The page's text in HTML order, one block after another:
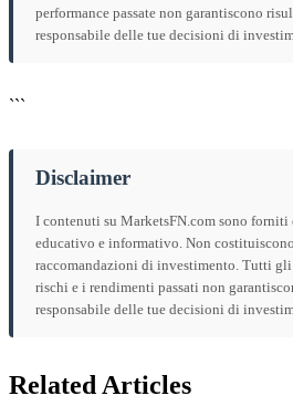
performance passate non garantiscono
responsabile delle tue decisioni di
```
Disclaimer
I contenuti su MarketsFN.com sono forniti
educativo e informativo. Non
raccomandazioni di investimento. Tutti
rischi e i rendimenti passati non
responsabile delle tue decisioni di
Related Articles